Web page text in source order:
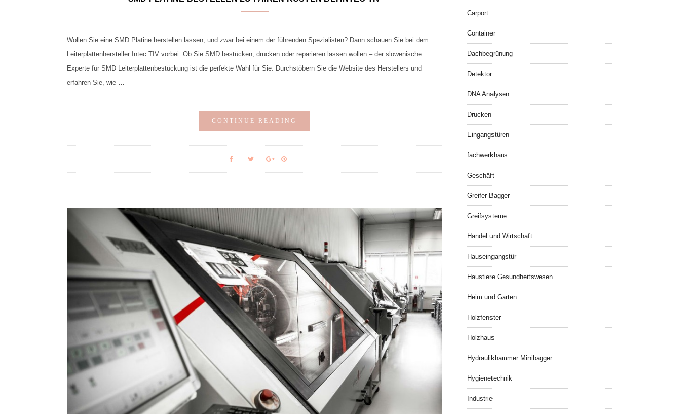
Wollen Sie eine SMD Platine herstellen lassen, und zwar bei einem der führenden Spezialisten? Dann schauen Sie bei dem
Leiterplattenhersteller Intec TIV vorbei. Ob Sie SMD bestücken, drucken oder reparieren lassen wollen – der slowenische
Experte für SMD Leiterplattenbestückung ist die perfekte Wahl für Sie. Durchstöbern Sie die Website des Herstellers und
erfahren Sie, wie …
CONTINUE READING
Carport
Container
Dachbegrünung
Detektor
DNA Analysen
Drucken
Eingangstüren
fachwerkhaus
Geschäft
Greifer Bagger
Greifsysteme
Handel und Wirtschaft
Hauseingangstür
Haustiere Gesundheitswesen
Heim und Garten
Holzfenster
Holzhaus
Hydraulikhammer Minibagger
Hygienetechnik
Industrie